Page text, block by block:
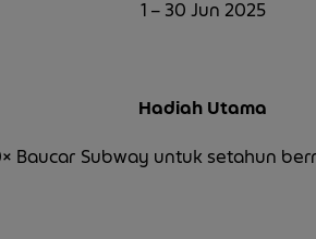
1 – 30 Jun 2025
Hadiah Utama
Baucar Subway untuk setahun